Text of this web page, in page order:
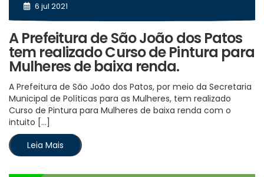
6 jul 2021
A Prefeitura de São João dos Patos
tem realizado Curso de Pintura para
Mulheres de baixa renda.
A Prefeitura de São João dos Patos, por meio da Secretaria
Municipal de Políticas para as Mulheres, tem realizado
Curso de Pintura para Mulheres de baixa renda com o
intuito […]
Leia Mais